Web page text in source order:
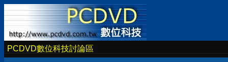
PCDVD數位科技討論區